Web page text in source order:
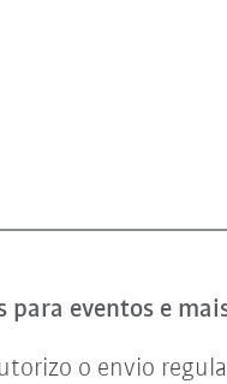
para eventos e
o envio